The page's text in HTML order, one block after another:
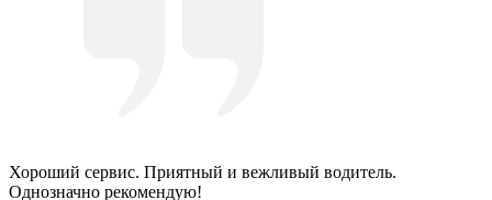
Хороший сервис. Приятный и вежливый водитель.
Однозначно рекомендую!